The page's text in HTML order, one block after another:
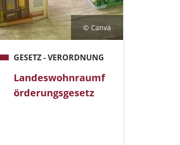
© Canva
GESETZ - VERORDNUNG
Landeswohnraumf
örderungsgesetz